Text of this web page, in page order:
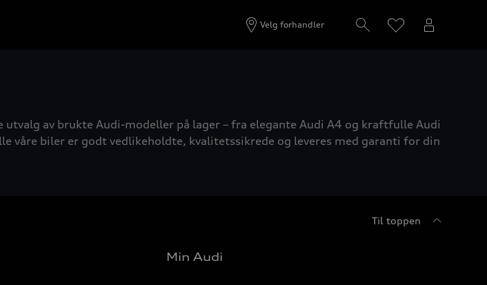
Velg forhandler
av brukte Audi-modeller på lager – fra elegante Audi A4 og kraftfulle Audi
våre biler er godt vedlikeholdte, kvalitetssikrede og leveres med garanti for din
Til toppen
Min Audi